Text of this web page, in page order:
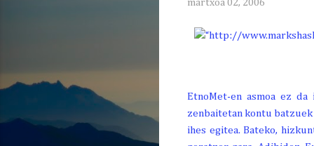
martxoa 02, 2006
EtnoMet-en asmoa ez
zenbaitetan kontu
ihes egitea. Bateko,